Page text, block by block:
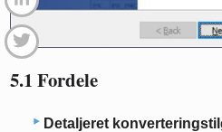
5.1 Fordele
Detaljeret